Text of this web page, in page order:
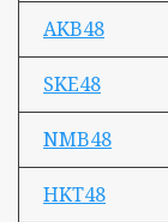
AKB48
SKE48
NMB48
HKT48